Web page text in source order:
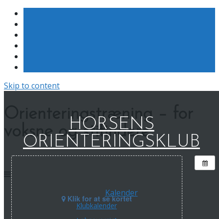
Skip to content
HORSENS
ORIENTERINGSKLUB
Kalender
Klubkalender
Orienteringstræning – for
voksne og stifindere
Klik for at se kortet